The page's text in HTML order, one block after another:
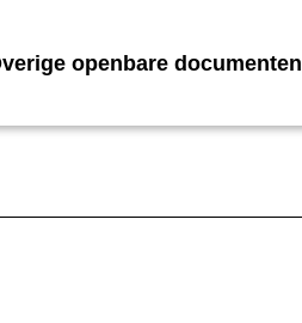
openbare documenten